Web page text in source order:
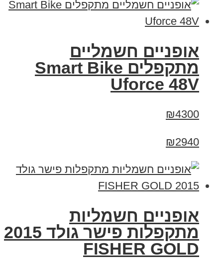
אופניים חשמליים
מתקפלים Smart Bike
Uforce 48V
₪4300
₪2940
אופניים חשמליות
מתקפלות פישר גולד 2015
FISHER GOLD